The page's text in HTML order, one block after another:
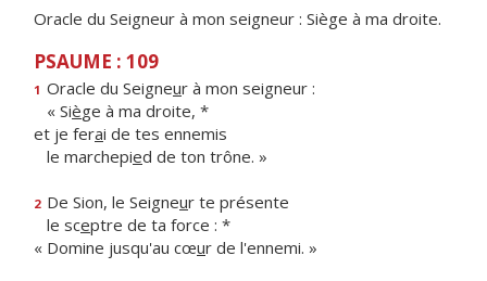
Oracle du Seigneur à mon seigneur : Siège à ma droite.
PSAUME : 109
1 Oracle du Seigneur à mon seigneur :
« Siège à ma droite, *
et je ferai de tes ennemis
le marchepied de ton trône. »
2 De Sion, le Seigneur te présente
le sceptre de ta force : *
« Domine jusqu'au cœur de l'ennemi. »